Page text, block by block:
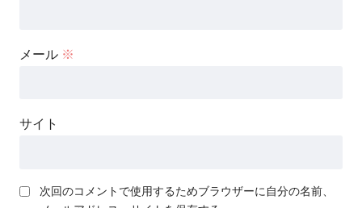
メール ※
サイト
次回のコメントで使用するためブラウザーに自分の名前、